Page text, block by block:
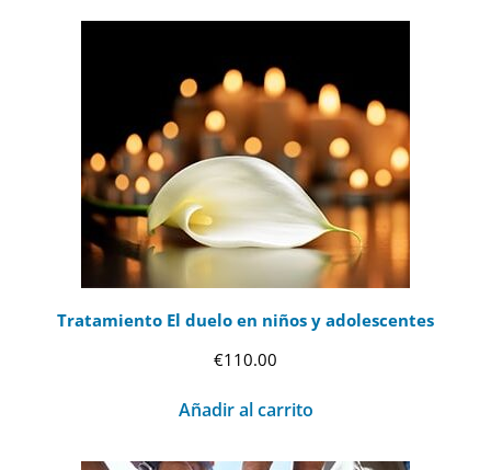
Tratamiento El duelo en niños y adolescentes
€110.00
Añadir al carrito